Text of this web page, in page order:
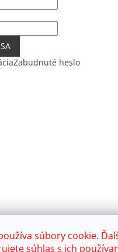
súbory cookie.
súhlas s ich
Zabudnuté heslo